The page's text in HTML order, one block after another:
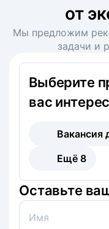
от
Мы предложим
задачи и
Выберите
вас
Вакансия
Ещё 8
Оставьте
Имя